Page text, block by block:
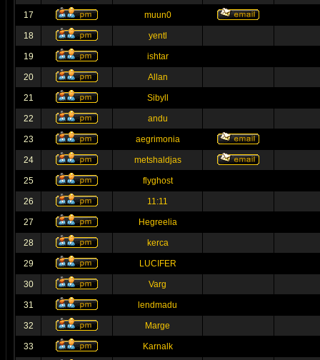
17 muun0
18 yentl
19 ishtar
20 Allan
21 Sibyll
22 andu
23 aegrimonia
24 metshaldjas
25 flyghost
26 11:11
27 Hegreelia
28 kerca
29 LUCIFER
30 Varg
31 lendmadu
32 Marge
33 Karnalk